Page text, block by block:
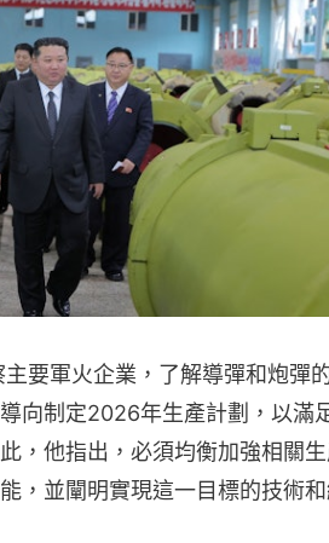
要軍火企業，了解導彈和炮彈
向制定2026年生產計劃，以滿
，他指出，必須均衡加強相關
，並闡明實現這一目標的技術